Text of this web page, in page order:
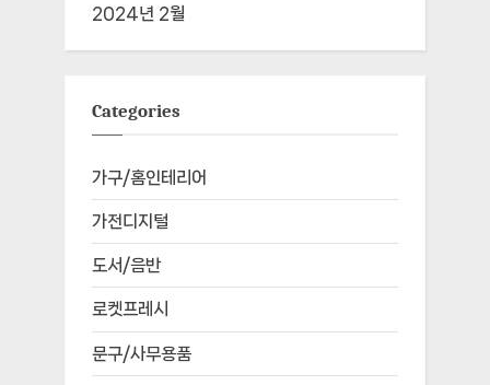
2024년 2월
Categories
가구/홈인테리어
가전디지털
도서/음반
로켓프레시
문구/사무용품